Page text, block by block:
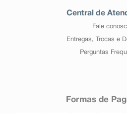
Central de
Fale
Entregas, Trocas e
Perguntas
Formas de